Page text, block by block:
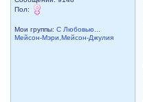
Пол:
Мои группы:С Любовью...
Мейсон-Мэри,Мейсон-Джулия